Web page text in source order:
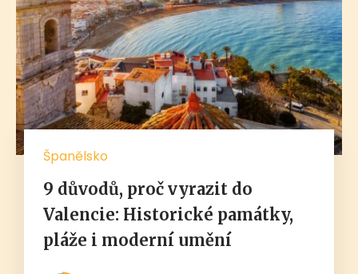
Španělsko
9 důvodů, proč vyrazit do
Valencie: Historické památky,
pláže i moderní umění